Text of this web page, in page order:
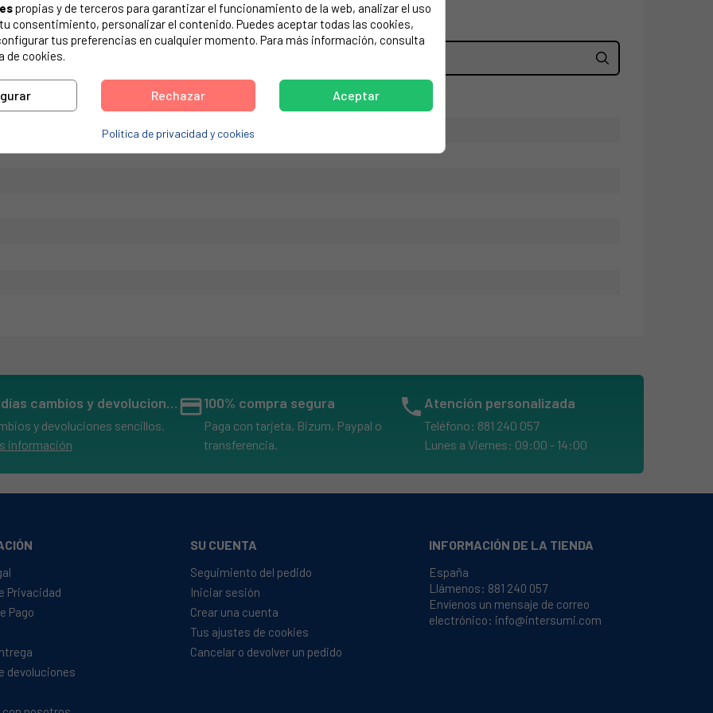
tu electrodoméstico. Suele estar formado por números y letras.
14 días cambios y devoluciones
y devoluciones sencillos.
información
credit_card100% compra segura
Paga con tarjeta, Bizum, Paypal o
transferencia.
phone Atención personalizada
Teléfono: 881 240 057
Lunes a Viernes: 09:00 - 14:00
Privacidad
Pago
devoluciones
SU CUENTA
Seguimiento del pedido
Iniciar sesión
Crear una cuenta
Tus ajustes de cookies
Cancelar o devolver un pedido
INFORMACIÓN DE LA TIENDA
España
Llámenos: 881 240 057
Envíenos un mensaje de correo
electrónico: info@intersumi.com
propias y de terceros para garantizar el funcionamiento de la web, analizar el uso
consentimiento, personalizar el contenido. Puedes aceptar todas las cookies,
tus preferencias en cualquier momento. Para más información, consulta
de cookies.
Rechazar Aceptar
Política de privacidad y cookies